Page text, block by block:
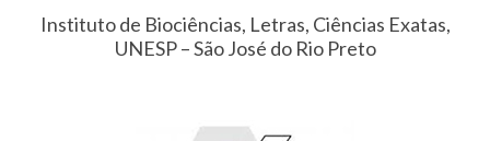
Instituto de Biociências, Letras, Ciências Exatas,
UNESP – São José do Rio Preto